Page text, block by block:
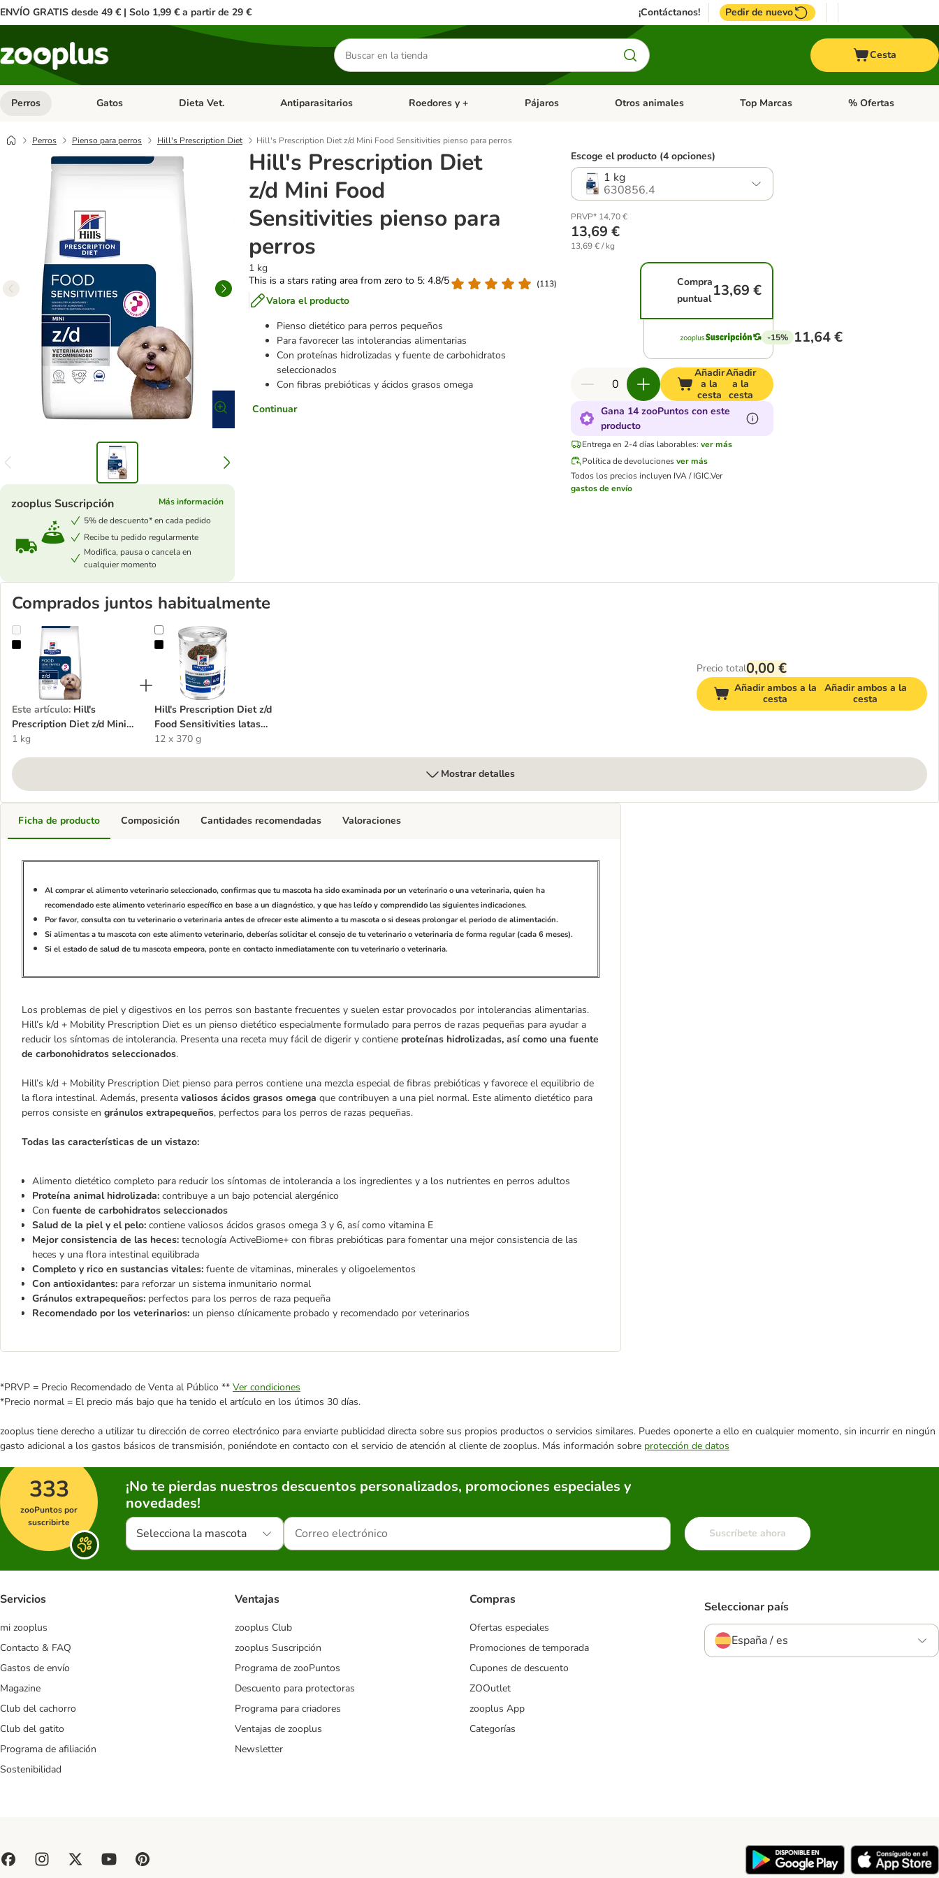
ENVÍO GRATIS desde 49 € | Solo 1,99 € a partir de 29 € ¡Contáctanos! Pedir de nuevo
Buscar
productos
Cesta
Perros Menú de categoria abierto: Perros
Gatos Menú de categoria abierto: Gatos
Dieta Vet. Menú de categoria abierto: Dieta Vet.
Antiparasitarios Menú de categoria abierto: Antiparasitarios
Roedores y + Menú de categoria abierto: Roedores y +
Pájaros Menú de categoria abierto: Pájaros
Otros animales Menú de categoria abierto: Otros animales
Top Marcas Menú de categoria
% Ofertas
Perros Pienso para perros Hill's Prescription Diet Hill's Prescription Diet z/d Mini Food Sensitivities pienso para perros
Hill's Prescription Diet
z/d Mini Food
Sensitivities pienso para
perros
1 kg
This is a stars rating area from zero to 5: 4.8/5
(113)
Valora el producto
Pienso dietético para perros pequeños
Para favorecer las intolerancias alimentarias
Con proteínas hidrolizadas y fuente de carbohidratos
seleccionados
Con fibras prebióticas y ácidos grasos omega
Continuar
zooplus Suscripción
Más información
5% de descuento* en cada pedido
Recibe tu pedido regularmente
Modifica, pausa o cancela en
cualquier momento
Escoge el producto (4 opciones)
1 kg
630856.4
PRVP* 14,70 €
13,69 €
13,69 € / kg
Compra
puntual 13,69 €
-15% 11,64 €
Añadir
a la
cesta
Añadir
a la
cesta
Gana 14 zooPuntos con este
producto
Entrega en 2-4 días laborables: ver más
Política de devoluciones ver más
Todos los precios incluyen IVA / IGIC.Ver
gastos de envío
Comprados juntos habitualmente
Hill's Prescription Diet z/d Mini Food Sensitivities pienso para perros
Este artículo: Hill's
Prescription Diet z/d Mini
Food Sensitivities pienso
1 kg
Hill's Prescription Diet z/d Food Sensitivities latas para perros
Hill's Prescription Diet z/d
Food Sensitivities latas
para perros
12 x 370 g
Precio total0,00 €
Añadir ambos a la
cesta
Añadir ambos a la
cesta
Mostrar detalles
Ficha de producto
Al comprar el alimento veterinario seleccionado, confirmas que tu mascota ha sido examinada por un veterinario o una veterinaria, quien ha
recomendado este alimento veterinario específico en base a un diagnóstico, y que has leído y comprendido las siguientes indicaciones.
Por favor, consulta con tu veterinario o veterinaria antes de ofrecer este alimento a tu mascota o si deseas prolongar el periodo de alimentación.
Si alimentas a tu mascota con este alimento veterinario, deberías solicitar el consejo de tu veterinario o veterinaria de forma regular (cada 6 meses).
Si el estado de salud de tu mascota empeora, ponte en contacto inmediatamente con tu veterinario o veterinaria.
Los problemas de piel y digestivos en los perros son bastante frecuentes y suelen estar provocados por intolerancias alimentarias.
Hill’s k/d + Mobility Prescription Diet es un pienso dietético especialmente formulado para perros de razas pequeñas para ayudar a
reducir los síntomas de intolerancia. Presenta una receta muy fácil de digerir y contiene proteínas hidrolizadas, así como una fuente
de carbonohidratos seleccionados.
Hill’s k/d + Mobility Prescription Diet pienso para perros contiene una mezcla especial de fibras prebióticas y favorece el equilibrio de
la flora intestinal. Además, presenta valiosos ácidos grasos omega que contribuyen a una piel normal. Este alimento dietético para
perros consiste en gránulos extrapequeños, perfectos para los perros de razas pequeñas.
Todas las características de un vistazo:
Alimento dietético completo para reducir los síntomas de intolerancia a los ingredientes y a los nutrientes en perros adultos
Proteína animal hidrolizada: contribuye a un bajo potencial alergénico
Con fuente de carbohidratos seleccionados
Salud de la piel y el pelo: contiene valiosos ácidos grasos omega 3 y 6, así como vitamina E
Mejor consistencia de las heces: tecnología ActiveBiome+ con fibras prebióticas para fomentar una mejor consistencia de las
heces y una flora intestinal equilibrada
Completo y rico en sustancias vitales: fuente de vitaminas, minerales y oligoelementos
Con antioxidantes: para reforzar un sistema inmunitario normal
Gránulos extrapequeños: perfectos para los perros de raza pequeña
Recomendado por los veterinarios: un pienso clínicamente probado y recomendado por veterinarios
Composición Cantidades recomendadas Valoraciones
*PRVP = Precio Recomendado de Venta al Público ** Ver condiciones
*Precio normal = El precio más bajo que ha tenido el artículo en los útimos 30 días.
zooplus tiene derecho a utilizar tu dirección de correo electrónico para enviarte publicidad directa sobre sus propios productos o servicios similares. Puedes oponerte a ello en cualquier momento, sin incurrir en ningún
gasto adicional a los gastos básicos de transmisión, poniéndote en contacto con el servicio de atención al cliente de zooplus. Más información sobre protección de datos
333
zooPuntos por
suscribirte
¡No te pierdas nuestros descuentos personalizados, promociones especiales y
novedades!
Selecciona la mascota Suscríbete ahora
Servicios
mi zooplus
Contacto & FAQ
Gastos de envío
Magazine
Club del cachorro
Club del gatito
Programa de afiliación
Sostenibilidad
Ventajas
zooplus Club
zooplus Suscripción
Programa de zooPuntos
Descuento para protectoras
Programa para criadores
Ventajas de zooplus
Newsletter
Compras
Ofertas especiales
Promociones de temporada
Cupones de descuento
ZOOutlet
zooplus App
Categorías
Seleccionar país
España / es